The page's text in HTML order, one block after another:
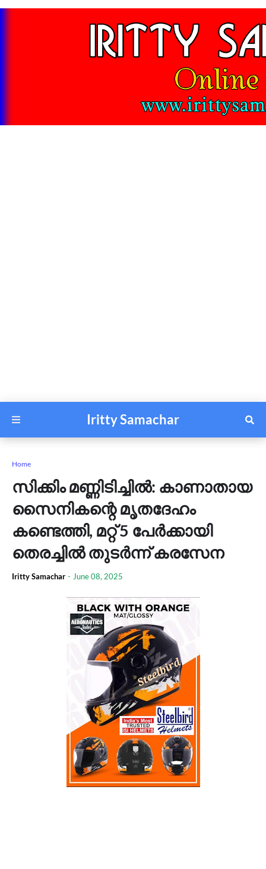
Iritty Samachar
Home
സിക്കിം മണ്ണിടിച്ചിൽ: കാണാതായ
സൈനികന്റെ മൃത​ദേഹം
കണ്ടെത്തി, മറ്റ് 5 പേർക്കായി
തെരച്ചിൽ തുടർന്ന് കരസേന
Iritty Samachar - June 08, 2025